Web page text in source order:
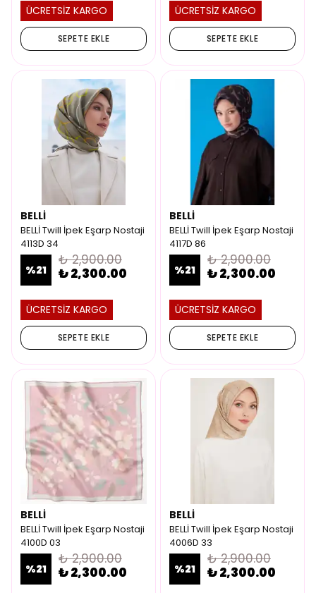
ÜCRETSİZ KARGO
SEPETE EKLE
ÜCRETSİZ KARGO
SEPETE EKLE
BELLİ
BELLİ Twill İpek Eşarp Nostaji
4113D 34
%21
₺ 2,900.00
₺ 2,300.00
ÜCRETSİZ KARGO
SEPETE EKLE
BELLİ
BELLİ Twill İpek Eşarp Nostaji
4117D 86
%21
₺ 2,900.00
₺ 2,300.00
ÜCRETSİZ KARGO
SEPETE EKLE
BELLİ
BELLİ Twill İpek Eşarp Nostaji
4100D 03
%21
₺ 2,900.00
₺ 2,300.00
BELLİ
BELLİ Twill İpek Eşarp Nostaji
4006D 33
%21
₺ 2,900.00
₺ 2,300.00